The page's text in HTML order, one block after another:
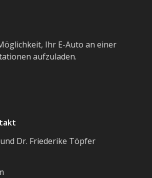
Ihr E-Auto an einer
aufzuladen.
Dr. Friederike Töpfer